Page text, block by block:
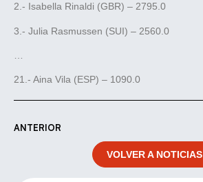
2.- Isabella Rinaldi (GBR) – 2795.0
3.- Julia Rasmussen (SUI) – 2560.0
21.- Aina Vila (ESP) – 1090.0
ANTERIOR
VOLVER A NOTICIAS